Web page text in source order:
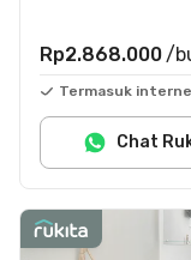
Rp2.868.000 /
Termasuk
Chat